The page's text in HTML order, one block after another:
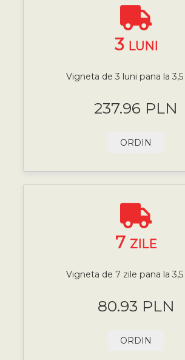
3 LUNI
Vigneta de 3 luni pana la
237.96 PLN
ORDIN
7 ZILE
Vigneta de 7 zile pana la
80.93 PLN
ORDIN